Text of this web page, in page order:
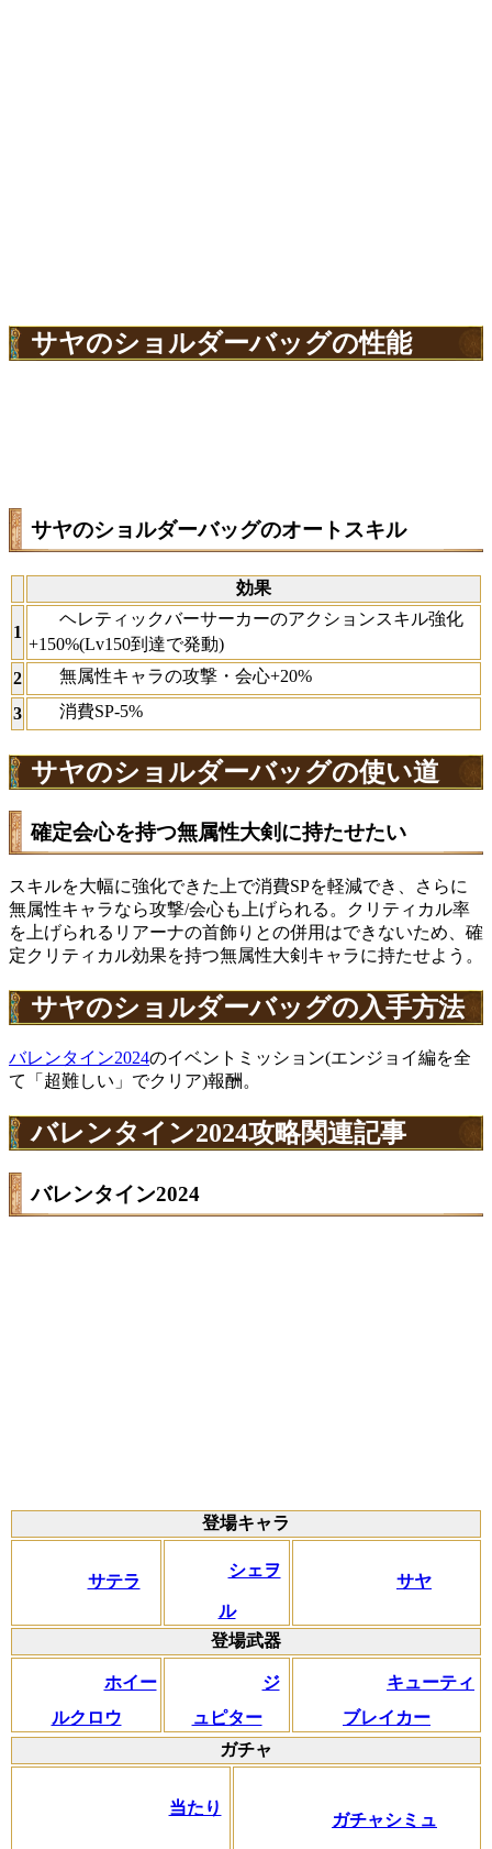
サヤのショルダーバッグの性能
サヤのショルダーバッグのオートスキル
効果
1
ヘレティックバーサーカーのアクションスキル強化
+150%(Lv150到達で発動)
2
無属性キャラの攻撃・会心+20%
3
消費SP-5%
サヤのショルダーバッグの使い道
確定会心を持つ無属性大剣に持たせたい
スキルを大幅に強化できた上で消費SPを軽減でき、さらに
無属性キャラなら攻撃/会心も上げられる。クリティカル率
を上げられるリアーナの首飾りとの併用はできないため、確
定クリティカル効果を持つ無属性大剣キャラに持たせよう。
サヤのショルダーバッグの入手方法
バレンタイン2024のイベントミッション(エンジョイ編を全
て「超難しい」でクリア)報酬。
バレンタイン2024攻略関連記事
バレンタイン2024
登場キャラ
サテラ
シェヲ
ル
サヤ
登場武器
ホイー
ルクロウ
ジ
ュピター
キューティ
ブレイカー
ガチャ
当たり
ガチャシミュ